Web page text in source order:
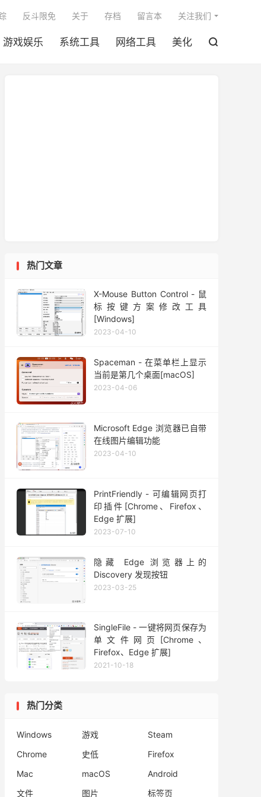
游戏娱乐 系统工具 网络工具 美化 
反斗限免 关于 存档 留言本 关注我们
热门文章
X-Mouse Button Control - 鼠
标按键方案修改工具
[Windows]
2023-04-10
Spaceman - 在菜单栏上显示
当前是第几个桌面[macOS]
2023-04-06
Microsoft Edge 浏览器已自带
在线图片编辑功能
2023-04-10
PrintFriendly - 可编辑网页打
印插件[Chrome、Firefox、
Edge 扩展]
2023-07-10
隐藏 Edge 浏览器上的
Discovery 发现按钮
2023-03-25
SingleFile - 一键将网页保存为
单文件网页[Chrome、
Firefox、Edge 扩展]
2021-10-18
热门分类
Windows 游戏
Steam
Chrome
史低
Firefox
Mac
macOS
Android
文件
图片 标签页